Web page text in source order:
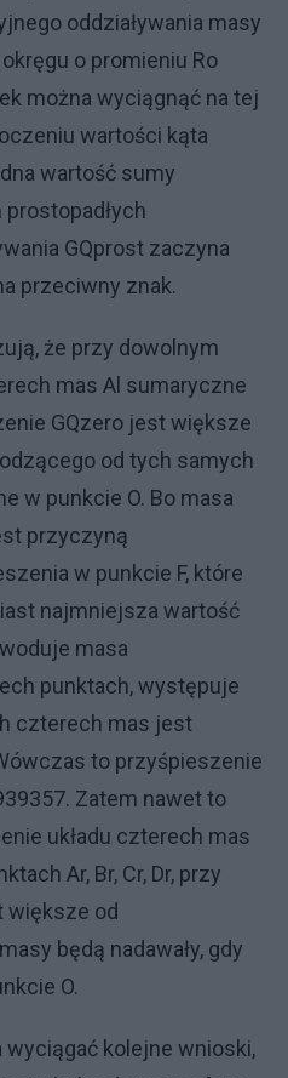
oddziaływania masy
o promieniu Ro
można wyciągnąć na tej
wartości kąta
wartość sumy
GQprost zaczyna
przeciwny znak.
że przy dowolnym
mas Al sumaryczne
GQzero jest większe
od tych samych
w punkcie O. Bo masa
przyczyną
w punkcie F, które
najmniejsza wartość
masa
punktach, występuje
czterech mas jest
to przyśpieszenie
Zatem nawet to
układu czterech mas
Ar, Br, Cr, Dr, przy
większe od
będą nadawały, gdy
O.
kolejne wnioski,